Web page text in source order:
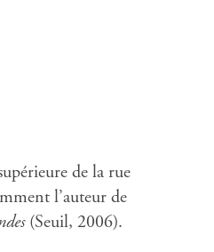
de la rue
l’auteur de
(Seuil, 2006).